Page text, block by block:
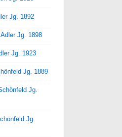
Jg. 1892
Jg. 1898
Jg. 1923
Jg. 1889
Jg.
Jg.